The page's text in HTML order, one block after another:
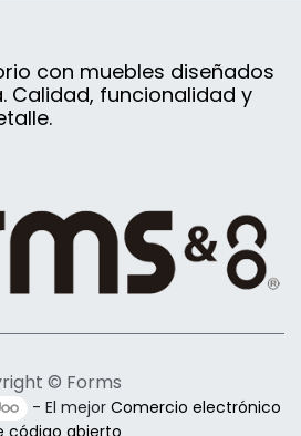
con muebles diseñados
Calidad, funcionalidad y
© Forms
- El mejorComercio electrónico